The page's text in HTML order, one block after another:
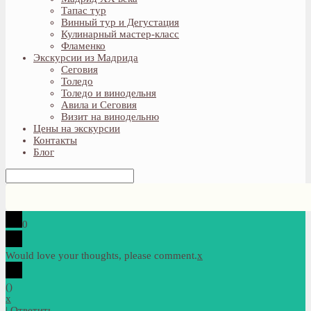
Тапас тур
Винный тур и Дегустация
Кулинарный мастер-класс
Фламенко
Экскурсии из Мадрида
Сеговия
Толедо
Толедо и винодельня
Авила и Сеговия
Визит на винодельню
Цены на экскурсии
Контакты
Блог
0
Would love your thoughts, please comment.x
()
x